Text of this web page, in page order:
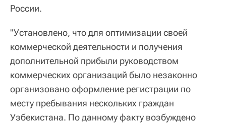
России.
"Установлено, что для оптимизации своей
коммерческой деятельности и получения
дополнительной прибыли руководством
коммерческих организаций было незаконно
организовано оформление регистрации по
месту пребывания нескольких граждан
Узбекистана. По данному факту возбуждено